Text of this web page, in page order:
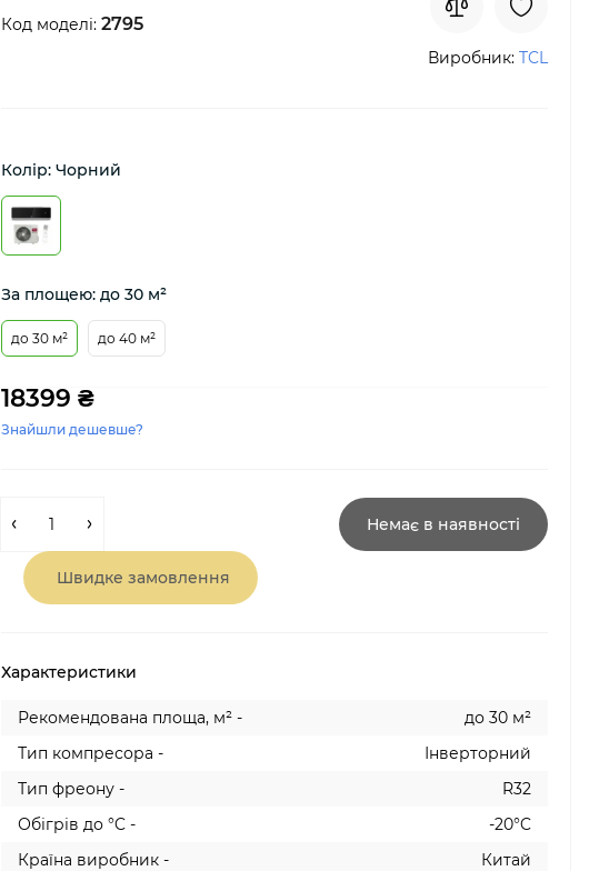
Код моделі: 2795
Виробник: TCL
Колір: Чорний
За площею: до 30 м²
до 30 м² до 40 м²
18399 ₴
Знайшли дешевше?
Немає в наявності
Швидке замовлення
Характеристики
Рекомендована площа, м² -
до 30 м²
Тип компресора -
Інверторний
Тип фреону -
R32
Обігрів до °C -
-20°C
Країна виробник -
Китай